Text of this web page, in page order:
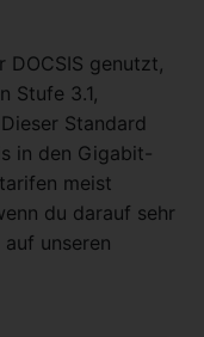
DOCSIS genutzt,
Stufe 3.1,
Standard
in den Gigabit-
meist
du darauf sehr
unseren